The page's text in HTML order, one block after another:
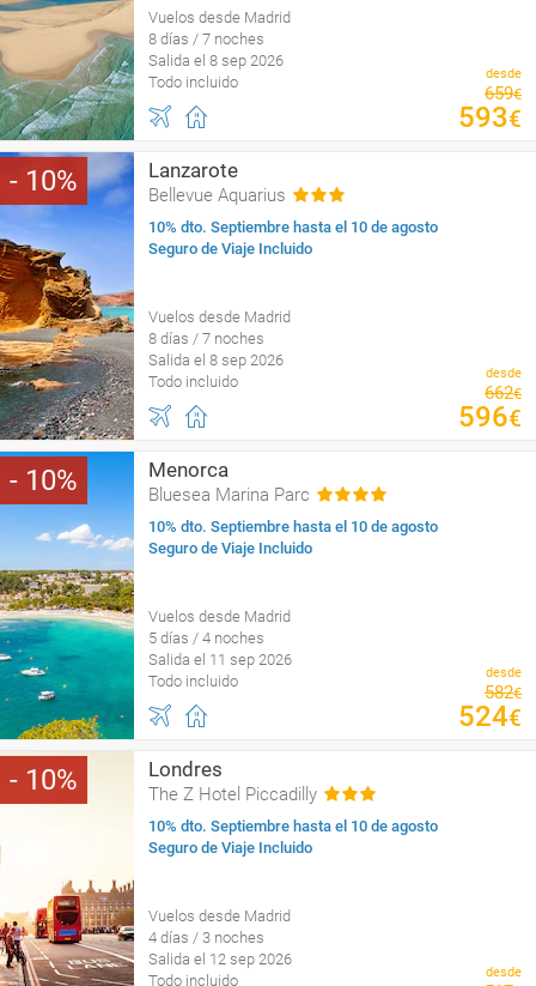
Vuelos desde Madrid
8 días / 7 noches
Salida el 8 sep 2026
Todo incluido
desde
659€
593€
10 Lanzarote
Bellevue Aquarius
10% dto. Septiembre hasta el 10 de agosto
Seguro de Viaje Incluido
Vuelos desde Madrid
8 días / 7 noches
Salida el 8 sep 2026
Todo incluido
desde
662€
596€
10 Menorca
Bluesea Marina Parc
10% dto. Septiembre hasta el 10 de agosto
Seguro de Viaje Incluido
Vuelos desde Madrid
5 días / 4 noches
Salida el 11 sep 2026
Todo incluido
desde
582€
524€
10 Londres
The Z Hotel Piccadilly
10% dto. Septiembre hasta el 10 de agosto
Seguro de Viaje Incluido
Vuelos desde Madrid
4 días / 3 noches
Salida el 12 sep 2026
Todo incluido
desde